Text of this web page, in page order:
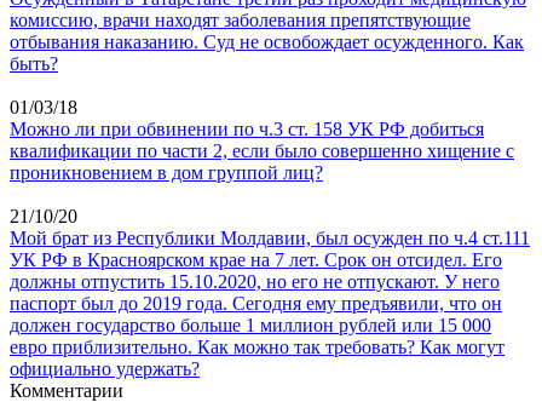
комиссию, врачи находят заболевания препятствующие
отбывания наказанию. Суд не освобождает осужденного. Как
быть?
01/03/18
Можно ли при обвинении по ч.3 ст. 158 УК РФ добиться
квалификации по части 2, если было совершенно хищение с
проникновением в дом группой лиц?
21/10/20
Мой брат из Республики Молдавии, был осужден по ч.4 ст.111
УК РФ в Красноярском крае на 7 лет. Срок он отсидел. Его
должны отпустить 15.10.2020, но его не отпускают. У него
паспорт был до 2019 года. Сегодня ему предъявили, что он
должен государство больше 1 миллион рублей или 15 000
евро приблизительно. Как можно так требовать? Как могут
официально удержать?
Комментарии